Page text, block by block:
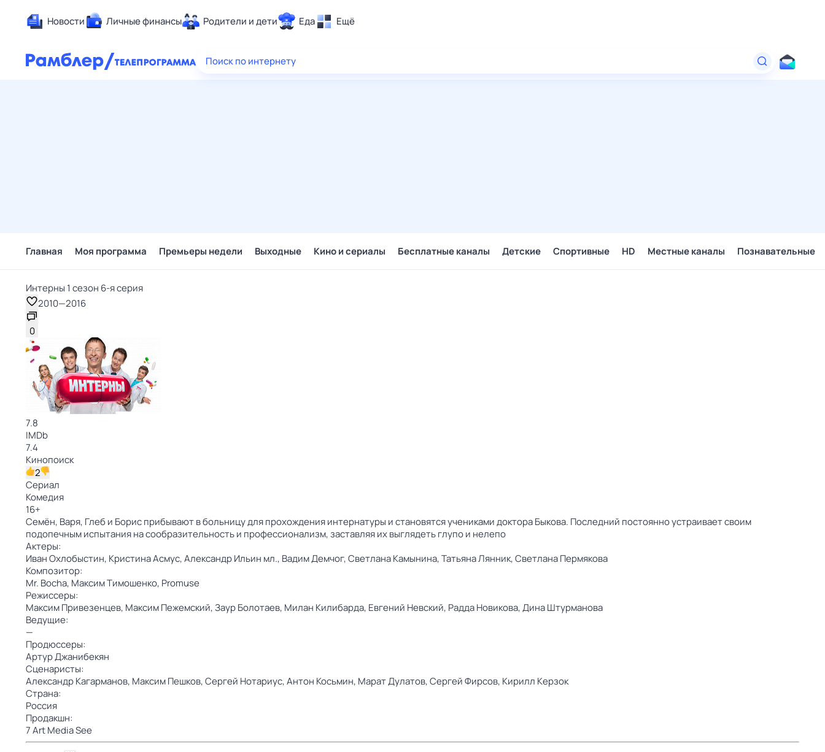
Новости Личные финансы Родители и дети Еда Ещё
Здоровье
Поиск по интернету
Главная Моя программа Премьеры недели Выходные Кино и сериалы Бесплатные каналы Детские Спортивные HD Местные каналы Познавательные
Интерны 1 сезон 6-я серия
2010—2016
0
7.8
IMDb
7.4
Кинопоиск
2
Сериал
Комедия
16+
Семён, Варя, Глеб и Борис прибывают в больницу для прохождения интернатуры и становятся учениками доктора Быкова. Последний постоянно устраивает своим
подопечным испытания на сообразительность и профессионализм, заставляя их выглядеть глупо и нелепо
Актеры:
Иван Охлобыстин, Кристина Асмус,Александр Ильин мл., Вадим Демчог,Светлана Камынина,Татьяна Лянник,Светлана Пермякова
Композитор:
Mr. Bocha, Максим Тимошенко, Promuse
Режиссеры:
Максим Привезенцев, Максим Пежемский,Заур Болотаев, Милан Килибарда, Евгений Невский, Радда Новикова,Дина Штурманова
Ведущие:
—
Продюссеры:
Артур Джанибекян
Сценаристы:
Александр Кагарманов, Максим Пешков,Сергей Нотариус,Антон Косьмин, Марат Дулатов,Сергей Фирсов, Кирилл Керзок
Страна:
Россия
Продакшн:
7 Art Media See